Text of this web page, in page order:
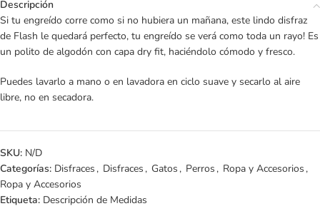
Descripción
Si tu engreído corre como si no hubiera un mañana, este lindo disfraz
de Flash le quedará perfecto, tu engreído se verá como toda un rayo! Es
un polito de algodón con capa dry fit, haciéndolo cómodo y fresco.
Puedes lavarlo a mano o en lavadora en ciclo suave y secarlo al aire
libre, no en secadora.
SKU: N/D
Categorías: Disfraces , Disfraces , Gatos , Perros , Ropa y Accesorios ,
Ropa y Accesorios
Etiqueta: Descripción de Medidas